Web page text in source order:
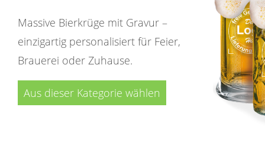
Massive Bierkrüge mit Gravur –
einzigartig personalisiert für Feier,
Brauerei oder Zuhause.
Aus dieser Kategorie wählen